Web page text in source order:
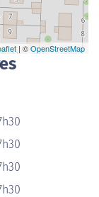
| ©OpenStreetMap